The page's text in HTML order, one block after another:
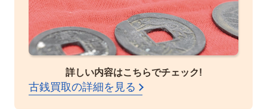
詳しい内容はこちらでチェック!
古銭買取の詳細を見る